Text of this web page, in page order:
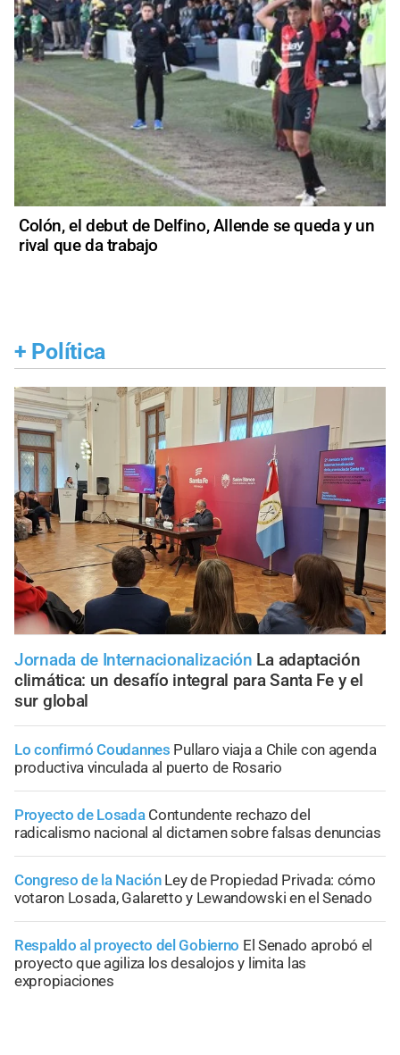
Colón, el debut de Delfino, Allende se queda y un
rival que da trabajo
+ Política
Jornada de Internacionalización La adaptación
climática: un desafío integral para Santa Fe y el
sur global
Lo confirmó Coudannes Pullaro viaja a Chile con agenda
productiva vinculada al puerto de Rosario
Proyecto de Losada Contundente rechazo del
radicalismo nacional al dictamen sobre falsas denuncias
Congreso de la Nación Ley de Propiedad Privada: cómo
votaron Losada, Galaretto y Lewandowski en el Senado
Respaldo al proyecto del Gobierno El Senado aprobó el
proyecto que agiliza los desalojos y limita las
expropiaciones